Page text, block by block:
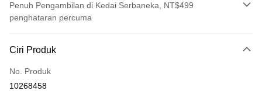
Penuh Pengambilan di Kedai Serbaneka, NT$499
penghataran percuma
Kad Kredit (Bayaran Penuh)
Pengambilan di Kedai Serbaneka
Ciri Produk
No. Produk
10268458